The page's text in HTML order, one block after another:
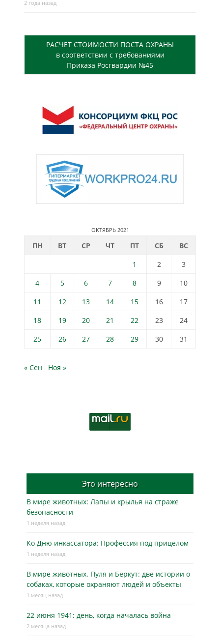
2 года назад
РАСЧЕТ СТОИМОСТИ ПОСТА ОХРАНЫ
в соответствии с требованиями
Приказа Росгвардии №45
ОКТЯБРЬ 2021
ПН ВТ СР ЧТ ПТ СБ
ВС
1
2
3
4
5 6 7 8 9
10
11
12 13 14 15 16
17
18
19 20 21 22 23
24
25
26 27 28 29 30 31
« Сен Ноя »
Это интересно
В мире животных: Лапы и крылья на страже
безопасности
1 неделя назад
Ко Дню инкассатора: Профессия под прицелом
1 неделя назад
В мире животных. Пуля и Беркут: две истории о
собаках, которые охраняют людей и объекты
1 месяц назад
22 июня 1941: день, когда началась война
2 месяца назад